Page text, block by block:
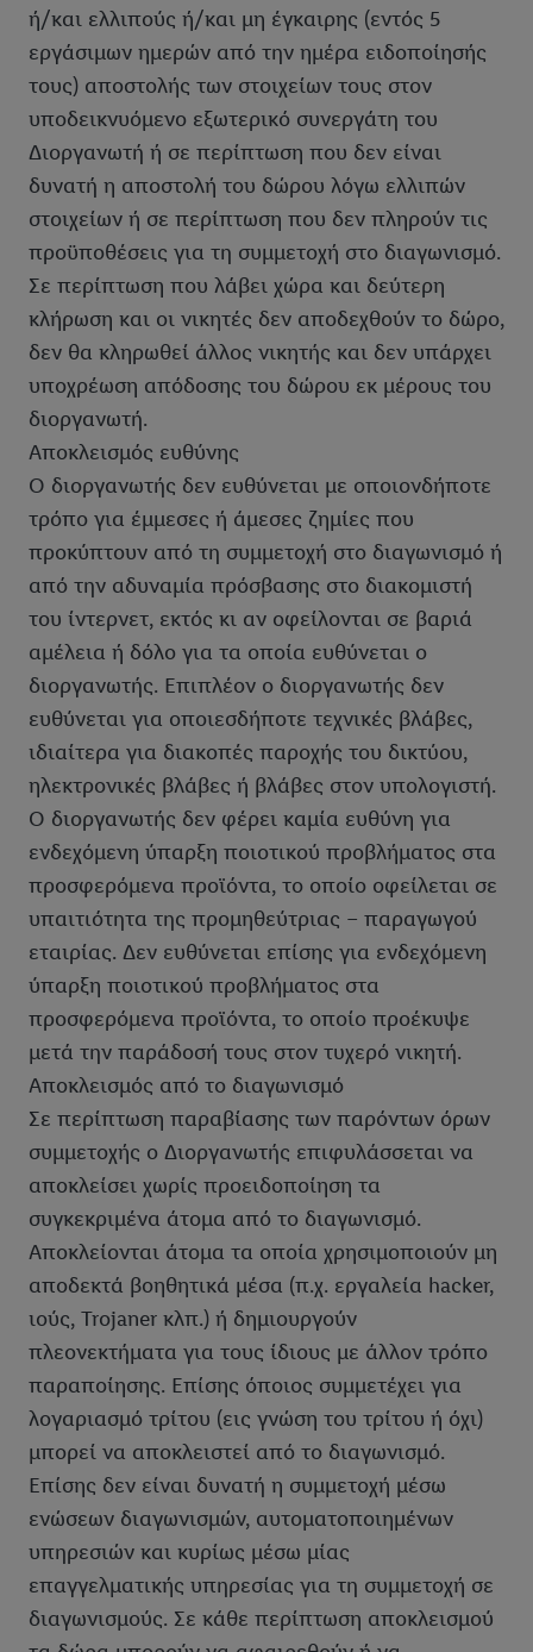
ή/και ελλιπούς ή/και μη έγκαιρης (εντός 5
εργάσιμων ημερών από την ημέρα ειδοποίησής
τους) αποστολής των στοιχείων τους στον
υποδεικνυόμενο εξωτερικό συνεργάτη του
Διοργανωτή ή σε περίπτωση που δεν είναι
δυνατή η αποστολή του δώρου λόγω ελλιπών
στοιχείων ή σε περίπτωση που δεν πληρούν τις
προϋποθέσεις για τη συμμετοχή στο διαγωνισμό.
Σε περίπτωση που λάβει χώρα και δεύτερη
κλήρωση και οι νικητές δεν αποδεχθούν το δώρο,
δεν θα κληρωθεί άλλος νικητής και δεν υπάρχει
υποχρέωση απόδοσης του δώρου εκ μέρους του
διοργανωτή.
Αποκλεισμός ευθύνης
Ο διοργανωτής δεν ευθύνεται με οποιονδήποτε
τρόπο για έμμεσες ή άμεσες ζημίες που
προκύπτουν από τη συμμετοχή στο διαγωνισμό ή
από την αδυναμία πρόσβασης στο διακομιστή
του ίντερνετ, εκτός κι αν οφείλονται σε βαριά
αμέλεια ή δόλο για τα οποία ευθύνεται ο
διοργανωτής. Επιπλέον ο διοργανωτής δεν
ευθύνεται για οποιεσδήποτε τεχνικές βλάβες,
ιδιαίτερα για διακοπές παροχής του δικτύου,
ηλεκτρονικές βλάβες ή βλάβες στον υπολογιστή.
Ο διοργανωτής δεν φέρει καμία ευθύνη για
ενδεχόμενη ύπαρξη ποιοτικού προβλήματος στα
προσφερόμενα προϊόντα, το οποίο οφείλεται σε
υπαιτιότητα της προμηθεύτριας – παραγωγού
εταιρίας. Δεν ευθύνεται επίσης για ενδεχόμενη
ύπαρξη ποιοτικού προβλήματος στα
προσφερόμενα προϊόντα, το οποίο προέκυψε
μετά την παράδοσή τους στον τυχερό νικητή.
Αποκλεισμός από το διαγωνισμό
Σε περίπτωση παραβίασης των παρόντων όρων
συμμετοχής ο Διοργανωτής επιφυλάσσεται να
αποκλείσει χωρίς προειδοποίηση τα
συγκεκριμένα άτομα από το διαγωνισμό.
Αποκλείονται άτομα τα οποία χρησιμοποιούν μη
αποδεκτά βοηθητικά μέσα (π.χ. εργαλεία hacker,
ιούς, Trojaner κλπ.) ή δημιουργούν
πλεονεκτήματα για τους ίδιους με άλλον τρόπο
παραποίησης. Επίσης όποιος συμμετέχει για
λογαριασμό τρίτου (εις γνώση του τρίτου ή όχι)
μπορεί να αποκλειστεί από το διαγωνισμό.
Επίσης δεν είναι δυνατή η συμμετοχή μέσω
ενώσεων διαγωνισμών, αυτοματοποιημένων
υπηρεσιών και κυρίως μέσω μίας
επαγγελματικής υπηρεσίας για τη συμμετοχή σε
διαγωνισμούς. Σε κάθε περίπτωση αποκλεισμού